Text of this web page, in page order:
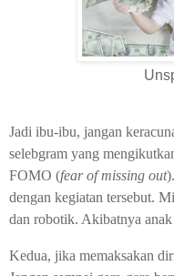
Jadi ibu-ibu, jangan
selebgram yang
FOMO (fear of missing out
dengan kegiatan tersebut.
dan robotik. Akibatnya anak
Kedua, jika memaksakan